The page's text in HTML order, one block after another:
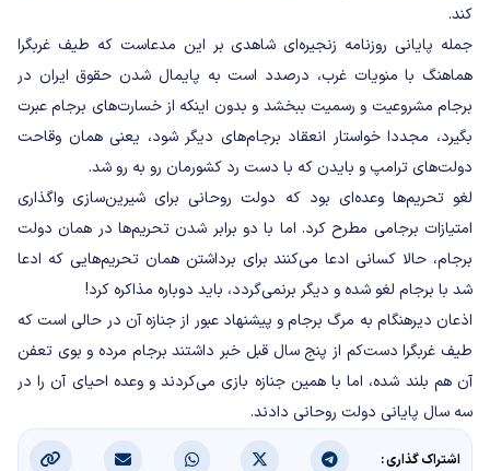
کند.
جمله پایانی روزنامه زنجیره‌ای شاهدی بر این مدعاست که طیف غربگرا
هماهنگ با منویات غرب، درصدد است به پایمال شدن حقوق ایران در
برجام مشروعیت و رسمیت ببخشد و بدون اینکه از خسارت‌های برجام عبرت
بگیرد، مجددا خواستار انعقاد برجام‌های دیگر شود، یعنی همان وقاحت
دولت‌های ترامپ و بایدن که با دست رد کشورمان رو به رو شد.
لغو تحریم‌ها وعده‌ای بود که دولت روحانی برای شیرین‌سازی واگذاری
امتیازات برجامی مطرح کرد. اما با دو برابر شدن تحریم‌ها در همان دولت
برجام، حالا کسانی ادعا می‌کنند برای برداشتن همان تحریم‌هایی که ادعا
شد با برجام لغو شده و دیگر برنمی‌گردد، باید دوباره مذاکره کرد!
اذعان دیرهنگام به مرگ برجام و پیشنهاد عبور از جنازه آن در حالی است که
طیف غربگرا دست‌کم از پنج سال قبل خبر داشتند برجام مرده و بوی تعفن
آن هم بلند شده، اما با همین جنازه بازی می‌کردند و وعده احیای آن را در
سه سال پایانی دولت روحانی دادند.
اشتراک گذاری :